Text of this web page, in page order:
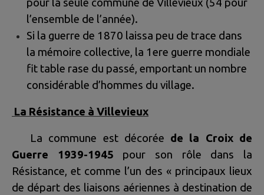
pour la seule commune de Villevieux (54 pour
l’ensemble de l’année).
Si la guerre de 1870 laissa peu de trace dans
la mémoire collective, la 1ere guerre mondiale
fit table rase du passé, emportant un nombre
considérable d’hommes du village.
La Résistance à Villevieux
La commune est décorée de la Croix de
Guerre 1939-1945 pour son rôle dans la
Résistance, et comme l’un des « principaux lieux
de départ des liaisons aériennes à destination de